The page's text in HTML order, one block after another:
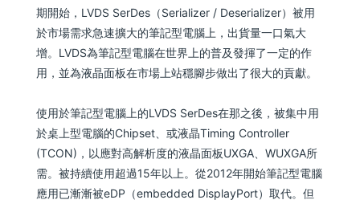
期開始，LVDS SerDes（Serializer / Deserializer）被用
於市場需求急速擴大的筆記型電腦上，出貨量一口氣大
增。LVDS為筆記型電腦在世界上的普及發揮了一定的作
用，並為液晶面板在市場上站穩腳步做出了很大的貢獻。
使用於筆記型電腦上的LVDS SerDes在那之後，被集中用
於桌上型電腦的Chipset、或液晶Timing Controller
(TCON)，以應對高解析度的液晶面板UXGA、WUXGA所
需。被持續使用超過15年以上。從2012年開始筆記型電腦
應用已漸漸被eDP（embedded DisplayPort）取代。但